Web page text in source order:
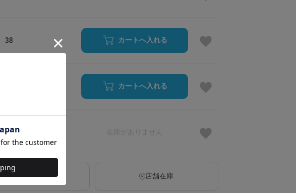
38 カートへ入れる
カートへ入れる
38
相談する 店舗在庫